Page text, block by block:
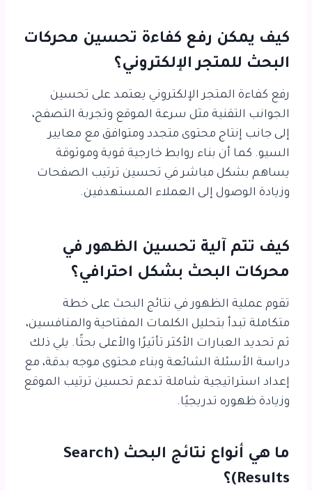
كيف يمكن رفع كفاءة تحسين محركات
البحث للمتجر الإلكتروني؟
رفع كفاءة المتجر الإلكتروني يعتمد على تحسين
الجوانب التقنية مثل سرعة الموقع وتجربة التصفح،
إلى جانب إنتاج محتوى متجدد ومتوافق مع معايير
السيو. كما أن بناء روابط خارجية قوية وموثوقة
يساهم بشكل مباشر في تحسين ترتيب الصفحات
وزيادة الوصول إلى العملاء المستهدفين.
كيف تتم آلية تحسين الظهور في
محركات البحث بشكل احترافي؟
تقوم عملية الظهور في نتائج البحث على خطة
متكاملة تبدأ بتحليل الكلمات المفتاحية والمنافسين،
ثم تحديد العبارات الأكثر تأثيرًا والأعلى بحثًا. يلي ذلك
دراسة الأسئلة الشائعة وبناء محتوى موجه بدقة، مع
إعداد استراتيجية شاملة تدعم تحسين ترتيب الموقع
وزيادة ظهوره تدريجيًا.
ما هي أنواع نتائج البحث (Search
Results)؟